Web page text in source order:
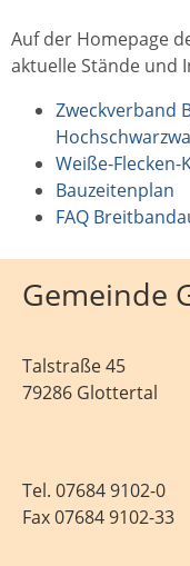
Auf der Homepage
aktuelle Stände und
Zweckverband
Weiße-
Bauzeitenplan
FAQ
Gemeinde
Talstraße 45
79286 Glottertal
Tel. 07684 9102-0
Fax 07684 9102-33